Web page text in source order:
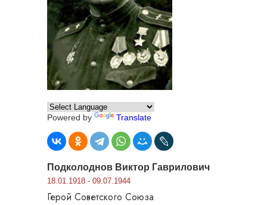
Powered by Translate
Подколоднов Виктор Гаврилович
18.01.1918 - 09.07.1944
Герой Советского Союза